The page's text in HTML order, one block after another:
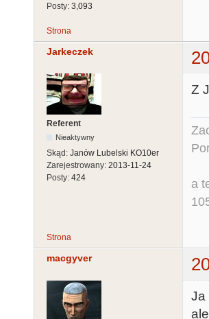
Posty: 3,093
Strona
Jarkeczek
Referent
Nieaktywny
Skąd: Janów Lubelski KO10er
Zarejestrowany: 2013-11-24
Posty: 424
Z
a
Strona
macgyver
Ja